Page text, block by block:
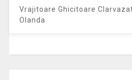
Vrajitoare Ghicitoare
Olanda